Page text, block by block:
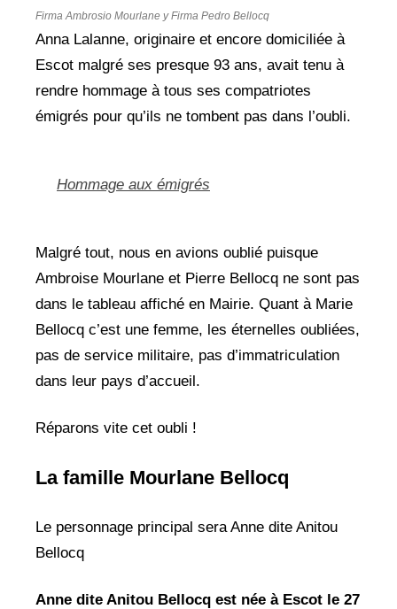
Firma Ambrosio Mourlane yFirma Pedro Bellocq
Anna Lalanne, originaire et encore domiciliée à
Escot malgré ses presque 93 ans, avait tenu à
rendre hommage à tous ses compatriotes
émigrés pour qu’ils ne tombent pas dans l’oubli.
Hommage aux émigrés
Malgré tout, nous en avions oublié puisque
Ambroise Mourlane et Pierre Bellocq ne sont pas
dans le tableau affiché en Mairie. Quant à Marie
Bellocq c’est une femme, les éternelles oubliées,
pas de service militaire, pas d’immatriculation
dans leur pays d’accueil.
Réparons vite cet oubli !
La famille Mourlane Bellocq
Le personnage principal sera Anne dite Anitou
Bellocq
Anne dite Anitou Bellocq est née à Escot le 27